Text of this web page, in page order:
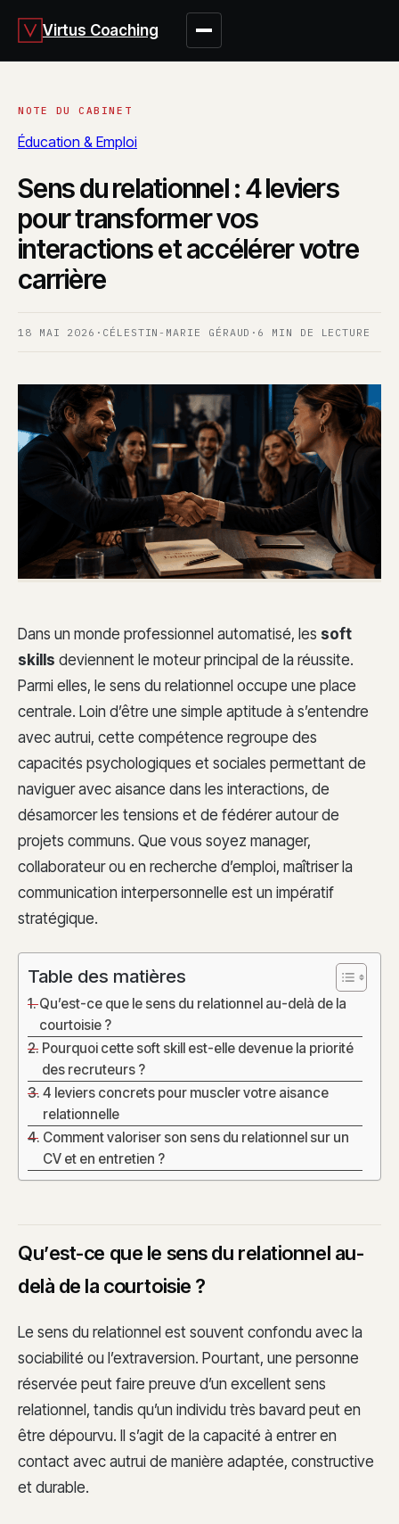
Virtus Coaching
Éducation & Emploi
Sens du relationnel : 4 leviers
pour transformer vos
interactions et accélérer votre
carrière
18 MAI 2026 · CÉLESTIN-MARIE GÉRAUD · 6 MIN DE LECTURE
Dans un monde professionnel automatisé, les soft
skills deviennent le moteur principal de la réussite.
Parmi elles, le sens du relationnel occupe une place
centrale. Loin d’être une simple aptitude à s’entendre
avec autrui, cette compétence regroupe des
capacités psychologiques et sociales permettant de
naviguer avec aisance dans les interactions, de
désamorcer les tensions et de fédérer autour de
projets communs. Que vous soyez manager,
collaborateur ou en recherche d’emploi, maîtriser la
communication interpersonnelle est un impératif
stratégique.
Table des matières
Qu’est-ce que le sens du relationnel au-delà de la
courtoisie ?
Pourquoi cette soft skill est-elle devenue la priorité
des recruteurs ?
4 leviers concrets pour muscler votre aisance
relationnelle
Comment valoriser son sens du relationnel sur un
CV et en entretien ?
Qu’est-ce que le sens du relationnel au-
delà de la courtoisie ?
Le sens du relationnel est souvent confondu avec la
sociabilité ou l’extraversion. Pourtant, une personne
réservée peut faire preuve d’un excellent sens
relationnel, tandis qu’un individu très bavard peut en
être dépourvu. Il s’agit de la capacité à entrer en
contact avec autrui de manière adaptée, constructive
et durable.